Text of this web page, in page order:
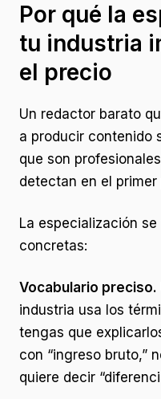
Por qué la
tu industria
el precio
Un redactor barato
a producir contenido
que son
detectan en el primer
La especialización
concretas:
Vocabulario preciso.
industria usa los
tengas que
con “ingreso bruto,”
quiere decir